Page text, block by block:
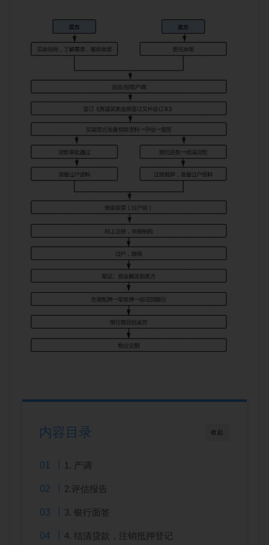
收起
内容目录
1. 产调
2.评估报告
3. 银行面签
4. 结清贷款，注销抵押登记